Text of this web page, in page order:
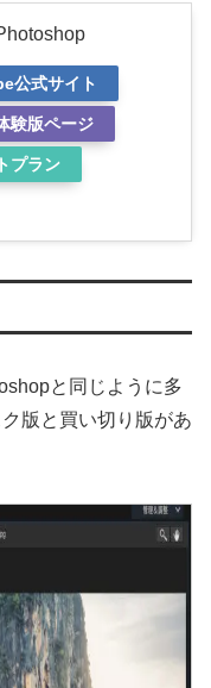
公式サイト
験版ページ
プラン
と同じように多
版と買い切り版があ